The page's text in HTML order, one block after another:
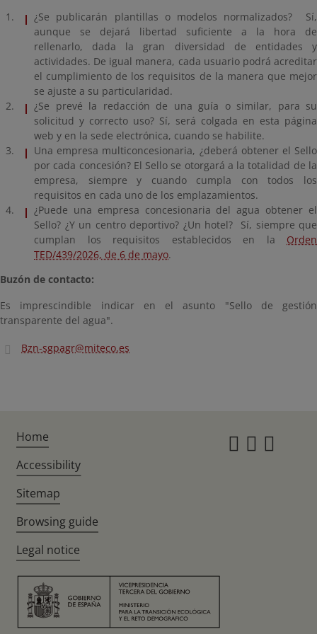
¿Se publicarán plantillas o modelos normalizados? Sí,
aunque se dejará libertad suficiente a la hora de
rellenarlo, dada la gran diversidad de entidades y
actividades. De igual manera, cada usuario podrá acreditar
el cumplimiento de los requisitos de la manera que mejor
se ajuste a su particularidad.
¿Se prevé la redacción de una guía o similar, para su
solicitud y correcto uso? Sí, será colgada en esta página
web y en la sede electrónica, cuando se habilite.
Una empresa multiconcesionaria, ¿deberá obtener el Sello
por cada concesión? El Sello se otorgará a la totalidad de la
empresa, siempre y cuando cumpla con todos los
requisitos en cada uno de los emplazamientos.
¿Puede una empresa concesionaria del agua obtener el
Sello? ¿Y un centro deportivo? ¿Un hotel? Sí, siempre que
cumplan los requisitos establecidos en la Orden
TED/439/2026, de 6 de mayo.
Buzón de contacto:
Es imprescindible indicar en el asunto "Sello de gestión
transparente del agua".
Bzn-sgpagr@miteco.es
Home
Accessibility
Sitemap
Browsing guide
Legal notice